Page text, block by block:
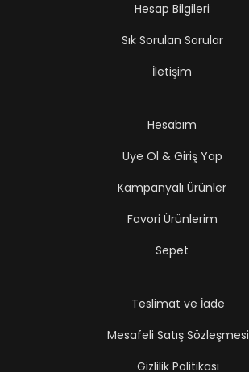
Hesap Bilgileri
Sık Sorulan Sorular
İletişim
Hesabım
Üye Ol & Giriş Yap
Kampanyalı Ürünler
Favori Ürünlerim
Sepet
Teslimat ve İade
Mesafeli Satış Sözleşmesi
Gizlilik Politikası